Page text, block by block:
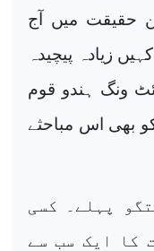
حقیقت میں آج
زیادہ پیچیدہ
ونگ ہندو قوم
بھی اس مباحثے
پہلے۔ کسی
کا ایک سب سے